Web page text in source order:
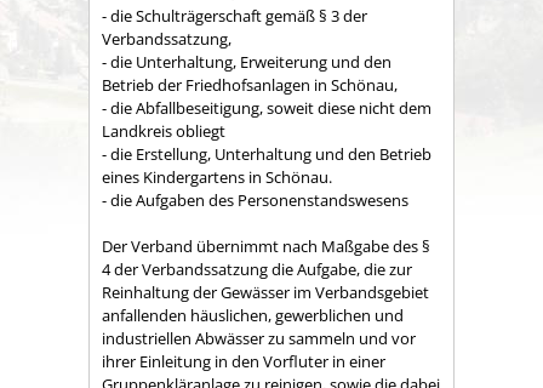
- die Schulträgerschaft gemäß § 3 der
Verbandssatzung,
- die Unterhaltung, Erweiterung und den
Betrieb der Friedhofsanlagen in Schönau,
- die Abfallbeseitigung, soweit diese nicht dem
Land­kreis obliegt
- die Erstellung, Unterhaltung und den Betrieb
eines Kindergartens in Schönau.
- die Aufgaben des Personenstandswesens
Der Verband übernimmt nach Maßgabe des §
4 der Verbandssatzung die Aufgabe, die zur
Reinhaltung der Gewässer im Verbandsgebiet
anfallenden häuslichen, gewerblichen und
industriellen Abwässer zu sammeln und vor
ihrer Einleitung in den Vorfluter in einer